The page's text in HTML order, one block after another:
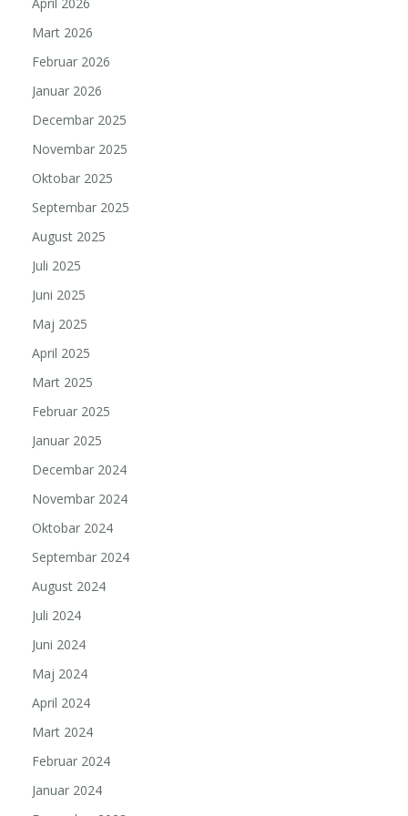
Mart 2026
Februar 2026
Januar 2026
Decembar 2025
Novembar 2025
Oktobar 2025
Septembar 2025
August 2025
Juli 2025
Juni 2025
Maj 2025
April 2025
Mart 2025
Februar 2025
Januar 2025
Decembar 2024
Novembar 2024
Oktobar 2024
Septembar 2024
August 2024
Juli 2024
Juni 2024
Maj 2024
April 2024
Mart 2024
Februar 2024
Januar 2024